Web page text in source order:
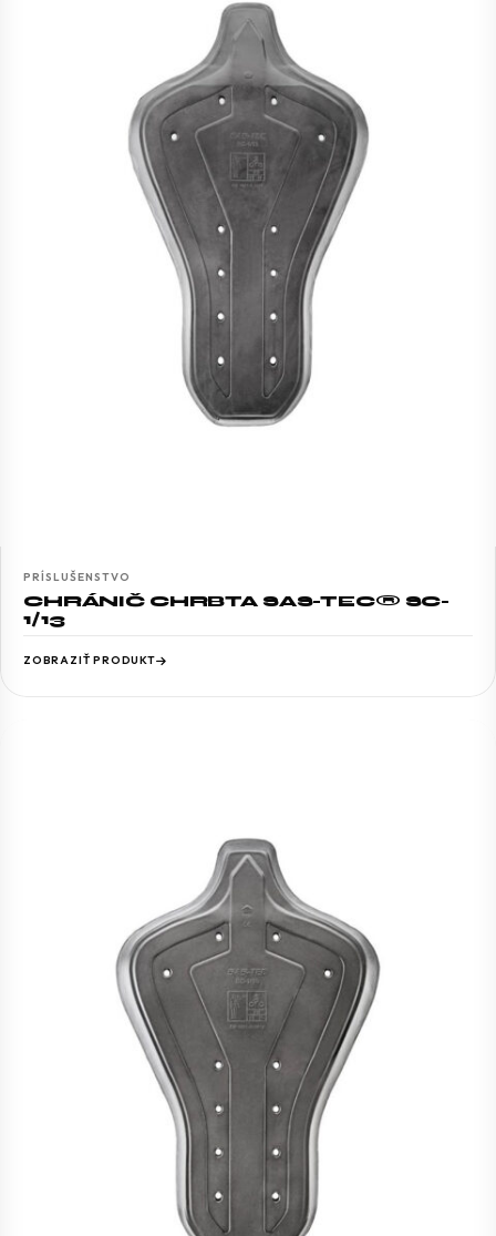
PRÍSLUŠENSTVO
CHRÁNIČ CHRBTA SAS-TEC® SC-
1/13
ZOBRAZIŤ PRODUKT